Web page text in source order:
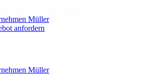
Müller
anfordern
Müller